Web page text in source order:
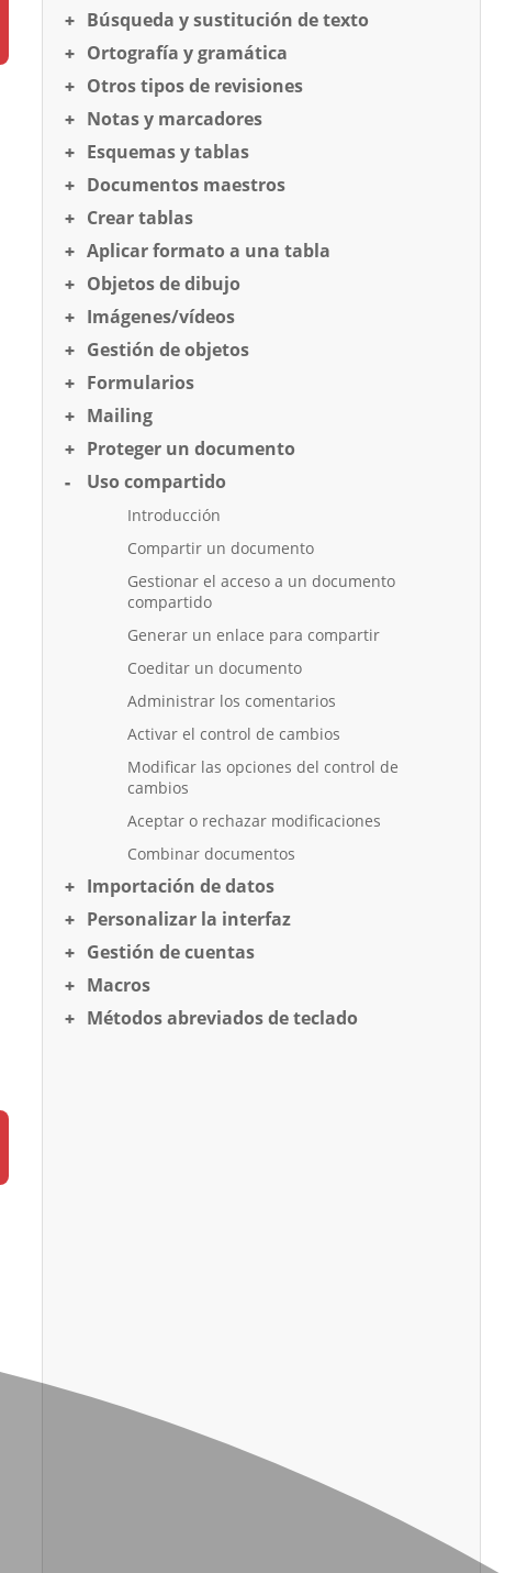
Búsqueda y sustitución de texto
Ortografía y gramática
Otros tipos de revisiones
Notas y marcadores
Esquemas y tablas
Documentos maestros
Crear tablas
Aplicar formato a una tabla
Objetos de dibujo
Imágenes/vídeos
Gestión de objetos
Formularios
Mailing
Proteger un documento
Uso compartido
Introducción
Compartir un documento
Gestionar el acceso a un documento
compartido
Generar un enlace para compartir
Coeditar un documento
Administrar los comentarios
Activar el control de cambios
Modificar las opciones del control de
cambios
Aceptar o rechazar modificaciones
Combinar documentos
Importación de datos
Personalizar la interfaz
Gestión de cuentas
Macros
Métodos abreviados de teclado